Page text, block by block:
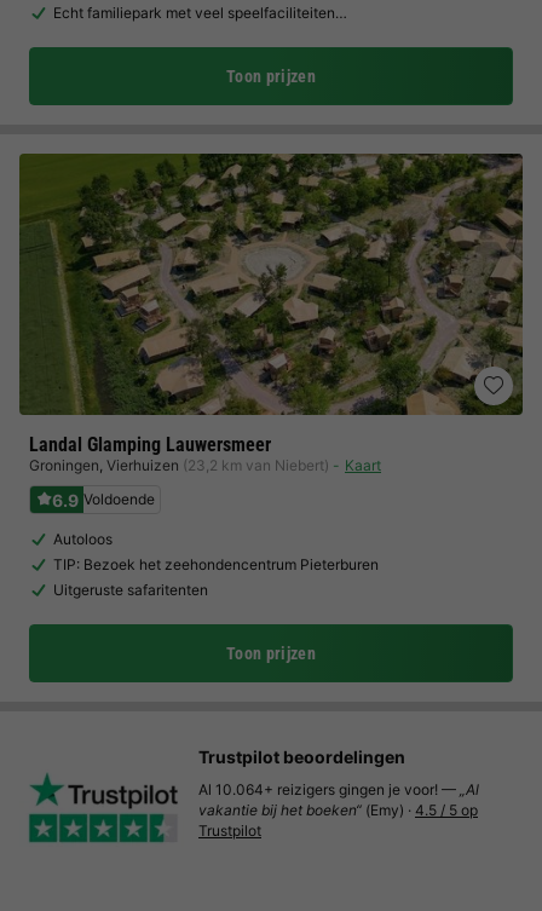
Echt familiepark met veel speelfaciliteiten…
Toon prijzen
Landal Glamping Lauwersmeer
Groningen, Vierhuizen (23,2 km van Niebert) Kaart
6.9 Voldoende
Autoloos
TIP: Bezoek het zeehondencentrum Pieterburen
Uitgeruste safaritenten
Toon prijzen
Trustpilot beoordelingen
Al 10.064+ reizigers gingen je voor! — „Al
vakantie bij het boeken“ (Emy) · 4.5 / 5 op
Trustpilot